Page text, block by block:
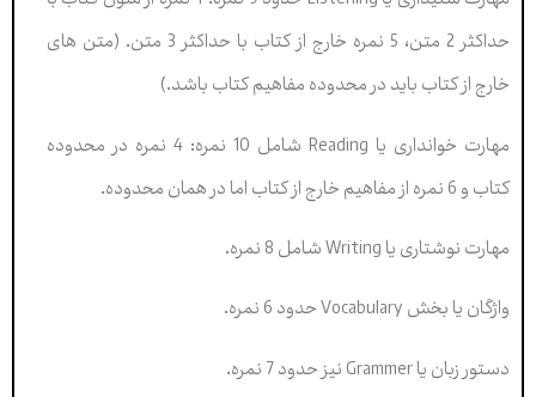
حداکثر 2 متن، 5 نمره خارج از کتاب با حداکثر 3 متن. (متن های
خارج از کتاب باید در محدوده مفاهیم کتاب باشد.)
مهارت خوانداری یا Reading شامل 10 نمره: 4 نمره در محدوده
کتاب و 6 نمره از مفاهیم خارج از کتاب اما در همان محدوده.
مهارت نوشتاری یا Writing شامل 8 نمره.
واژگان یا بخش Vocabulary حدود 6 نمره.
دستور زبان یا Grammer نیز حدود 7 نمره.